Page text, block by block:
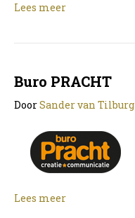
Lees meer
Buro PRACHT
DoorSander van Tilburg
Lees meer